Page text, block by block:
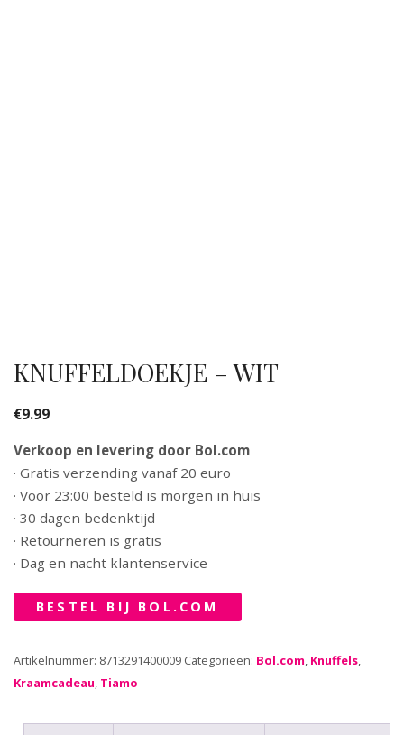
KNUFFELDOEKJE – WIT
€9.99
Verkoop en levering door Bol.com
· Gratis verzending vanaf 20 euro
· Voor 23:00 besteld is morgen in huis
· 30 dagen bedenktijd
· Retourneren is gratis
· Dag en nacht klantenservice
BESTEL BIJ BOL.COM
Artikelnummer: 8713291400009 Categorieën: Bol.com, Knuffels,
Kraamcadeau, Tiamo